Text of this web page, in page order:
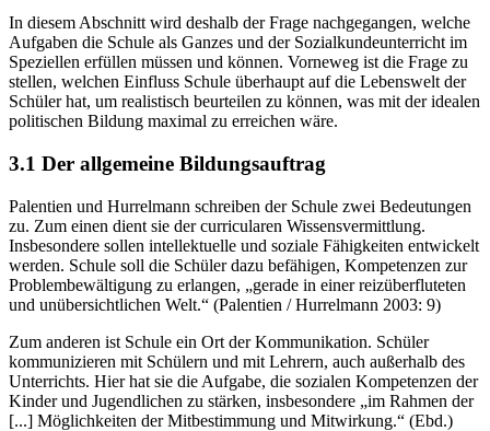
In diesem Abschnitt wird deshalb der Frage nachgegangen, welche
Aufgaben die Schule als Ganzes und der Sozialkundeunterricht im
Speziellen erfüllen müssen und können. Vorneweg ist die Frage zu
stellen, welchen Einfluss Schule überhaupt auf die Lebenswelt der
Schüler hat, um realistisch beurteilen zu können, was mit der idealen
politischen Bildung maximal zu erreichen wäre.
3.1 Der allgemeine Bildungsauftrag
Palentien und Hurrelmann schreiben der Schule zwei Bedeutungen
zu. Zum einen dient sie der curricularen Wissensvermittlung.
Insbesondere sollen intellektuelle und soziale Fähigkeiten entwickelt
werden. Schule soll die Schüler dazu befähigen, Kompetenzen zur
Problembewältigung zu erlangen, „gerade in einer reizüberfluteten
und unübersichtlichen Welt.“ (Palentien / Hurrelmann 2003: 9)
Zum anderen ist Schule ein Ort der Kommunikation. Schüler
kommunizieren mit Schülern und mit Lehrern, auch außerhalb des
Unterrichts. Hier hat sie die Aufgabe, die sozialen Kompetenzen der
Kinder und Jugendlichen zu stärken, insbesondere „im Rahmen der
[...] Möglichkeiten der Mitbestimmung und Mitwirkung.“ (Ebd.)